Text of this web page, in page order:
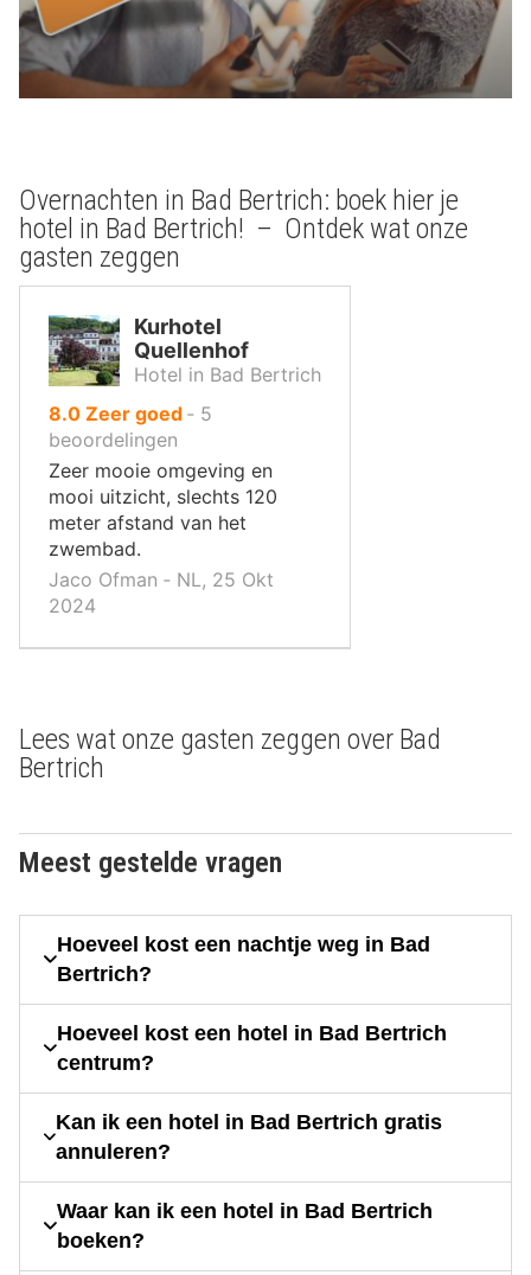
Overnachten in Bad Bertrich: boek hier je
hotel in Bad Bertrich! – Ontdek wat onze
gasten zeggen
Kurhotel
Quellenhof
Hotel in Bad Bertrich
8.0uit
10
,
Zeer goed ‐ 5
beoordelingen
Zeer mooie omgeving en
mooi uitzicht, slechts 120
meter afstand van het
zwembad.
Jaco Ofman ‐ NL, 25 Okt
2024
Lees wat onze gasten zeggen over Bad
Bertrich
Meest gestelde vragen
Hoeveel kost een nachtje weg in Bad
Bertrich?
Hoeveel kost een hotel in Bad Bertrich
centrum?
Kan ik een hotel in Bad Bertrich gratis
annuleren?
Waar kan ik een hotel in Bad Bertrich
boeken?